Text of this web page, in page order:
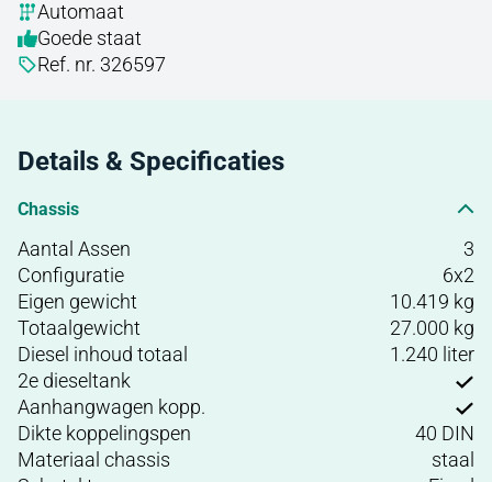
Automaat
Goede staat
Ref. nr. 326597
Details & Specificaties
Chassis
Aantal Assen
3
Configuratie
6x2
Eigen gewicht
10.419 kg
Totaalgewicht
27.000 kg
Diesel inhoud totaal
1.240 liter
2e dieseltank
Aanhangwagen kopp.
Dikte koppelingspen
40 DIN
Materiaal chassis
staal